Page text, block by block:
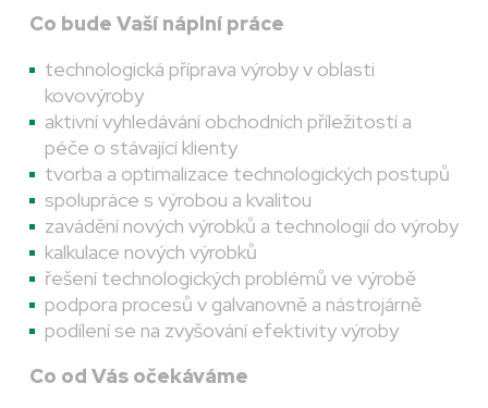
Co bude Vaší náplní práce
technologická příprava výroby v oblasti
kovovýroby
aktivní vyhledávání obchodních příležitostí a
péče o stávající klienty
tvorba a optimalizace technologických postupů
spolupráce s výrobou a kvalitou
zavádění nových výrobků a technologií do výroby
kalkulace nových výrobků
řešení technologických problémů ve výrobě
podpora procesů v galvanovně a nástrojárně
podílení se na zvyšování efektivity výroby
Co od Vás očekáváme